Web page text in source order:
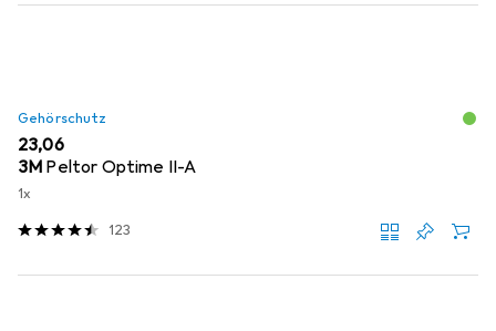
Gehörschutz
EUR
23,06
3M Peltor Optime II-A
1x
123